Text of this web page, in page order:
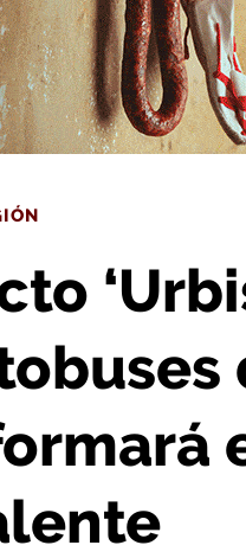
: Proyecto ‘Urbis’: la antigua estación de